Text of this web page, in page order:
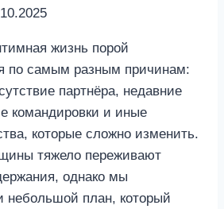
жизнь порой
по самым разным причинам:
партнёра, недавние
командировки и иные
которые сложно изменить.
тяжело переживают
однако мы
небольшой план, который